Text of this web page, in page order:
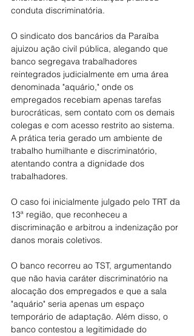
conduta discriminatória.
O sindicato dos bancários da Paraíba
ajuizou ação civil pública, alegando que
banco segregava trabalhadores
reintegrados judicialmente em uma área
denominada "aquário," onde os
empregados recebiam apenas tarefas
burocráticas, sem contato com os demais
colegas e com acesso restrito ao sistema.
A prática teria gerado um ambiente de
trabalho humilhante e discriminatório,
atentando contra a dignidade dos
trabalhadores.
O caso foi inicialmente julgado pelo TRT da
13ª região, que reconheceu a
discriminação e arbitrou a indenização por
danos morais coletivos.
O banco recorreu ao TST, argumentando
que não havia caráter discriminatório na
alocação dos empregados e que a sala
"aquário" seria apenas um espaço
temporário de adaptação. Além disso, o
banco contestou a legitimidade do